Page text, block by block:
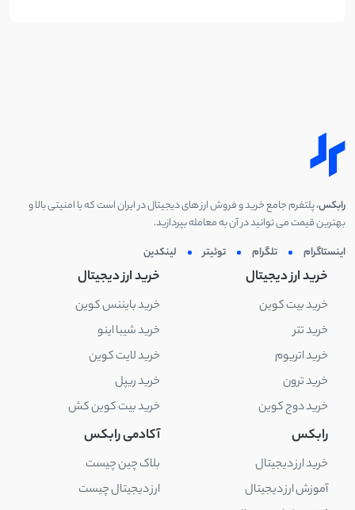
رابکس، پلتفرم جامع خرید و فروش ارز های دیجیتال در ایران است که با امنیتی بالا و
بهترین قیمت می توانید در آن به معامله بپردازید.
اینستاگرام
تلگرام توئیتر لینکدین
خرید ارز دیجیتال
خرید بیت کوین
خرید تتر
خرید اتریوم
خرید ترون
خرید دوج کوین
خرید ارز دیجیتال
خرید بایننس کوین
خرید شیبا اینو
خرید لایت کوین
خرید ریپل
خرید بیت کوین کش
رابکس
خرید ارز دیجیتال
آموزش ارز دیجیتال
آکادمی رابکس
بلاک چین چیست
ارز دیجیتال چیست